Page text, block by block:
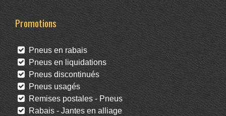
Promotions
Pneus en rabais
Pneus en liquidations
Pneus discontinués
Pneus usagés
Remises postales - Pneus
Rabais - Jantes en alliage